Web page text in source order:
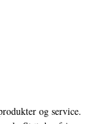
og service.